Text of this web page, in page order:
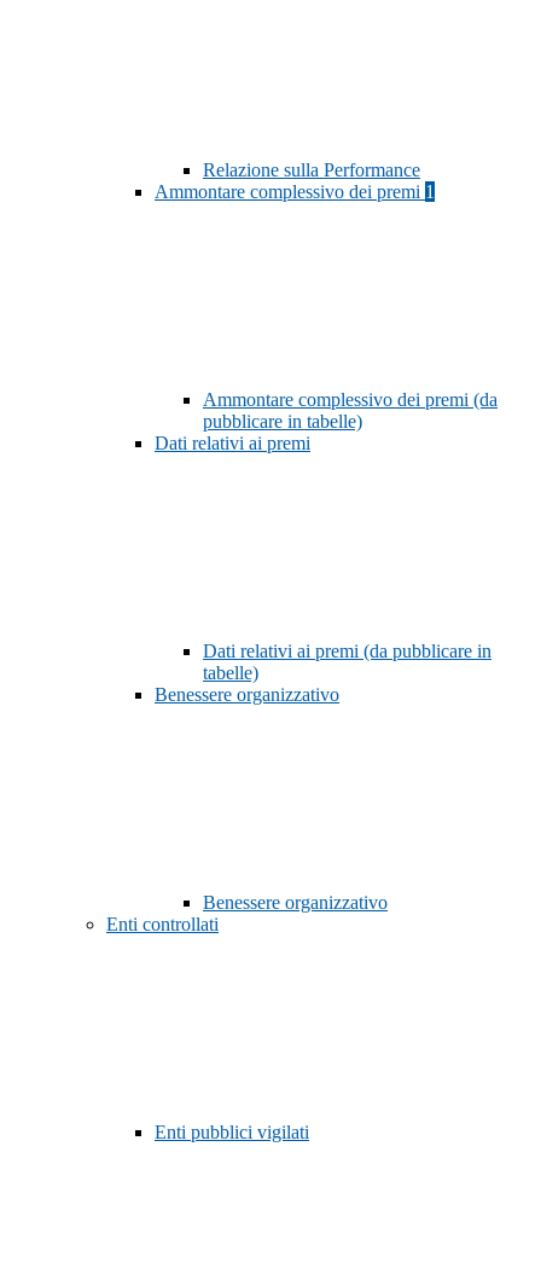
Relazione sulla Performance
Ammontare complessivo dei premi 1
Ammontare complessivo dei premi (da
pubblicare in tabelle)
Dati relativi ai premi
Dati relativi ai premi (da pubblicare in
tabelle)
Benessere organizzativo
Benessere organizzativo
Enti controllati
Enti pubblici vigilati